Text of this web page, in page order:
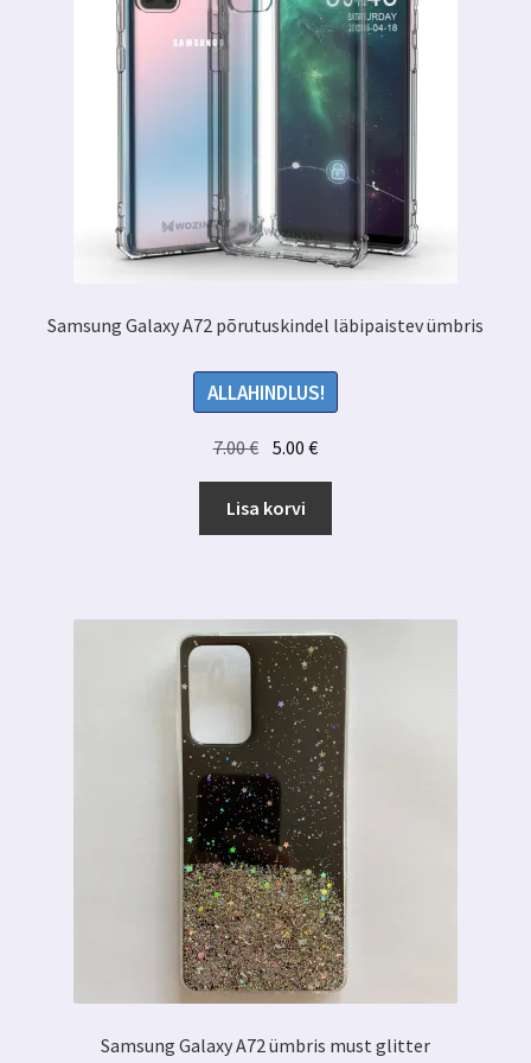
Samsung Galaxy A72 põrutuskindel läbipaistev ümbris
ALLAHINDLUS!
7.00€ Algne
hind
oli:
7.00 €.
5.00€Praegune
hind
5.00 €.
Lisa korvi
Samsung Galaxy A72 ümbris must glitter